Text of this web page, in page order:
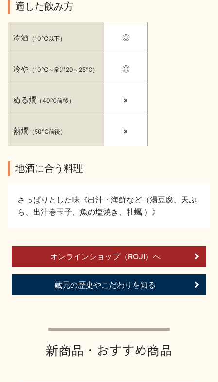
イベント情報TOP 新商品・おすすめ商品
地酒蔵元会とは
お問い合わせ
適した飲み方
冷酒 （10℃以下）
冷や （10℃～常温20～25℃）
ぬる燗 （40℃前後）
熱燗 （50℃前後）
◎
◎
×
×
地酒に合う料理
さっぱりとした味《出汁・海鮮など（湯豆腐、天ぷ
ら、出汁巻玉子、魚の塩焼き、牡蠣 ）》
オンラインショップ（ROJI）へ
蔵元の歴史やこだわりを知る
新商品・おすすめ商品